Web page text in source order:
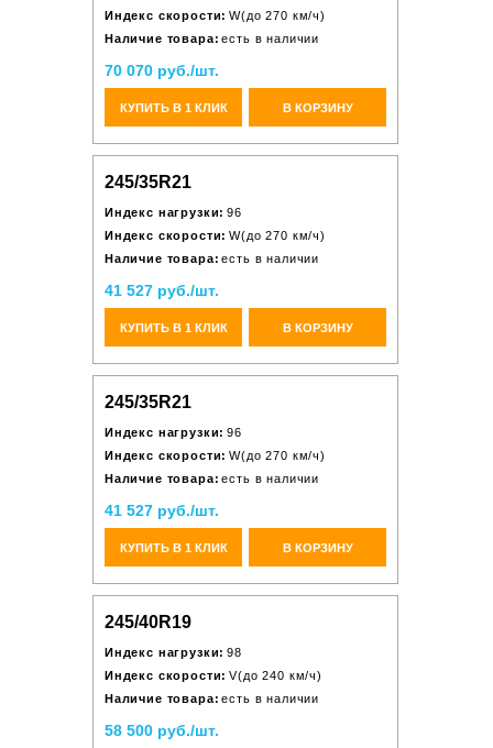
Индекс скорости: W(до 270 км/ч)
Наличие товара: есть в наличии
70 070 руб./шт.
КУПИТЬ В 1 КЛИК В КОРЗИНУ
245/35R21
Индекс нагрузки: 96
Индекс скорости: W(до 270 км/ч)
Наличие товара: есть в наличии
41 527 руб./шт.
КУПИТЬ В 1 КЛИК В КОРЗИНУ
245/35R21
Индекс нагрузки: 96
Индекс скорости: W(до 270 км/ч)
Наличие товара: есть в наличии
41 527 руб./шт.
КУПИТЬ В 1 КЛИК В КОРЗИНУ
245/40R19
Индекс нагрузки: 98
Индекс скорости: V(до 240 км/ч)
Наличие товара: есть в наличии
58 500 руб./шт.